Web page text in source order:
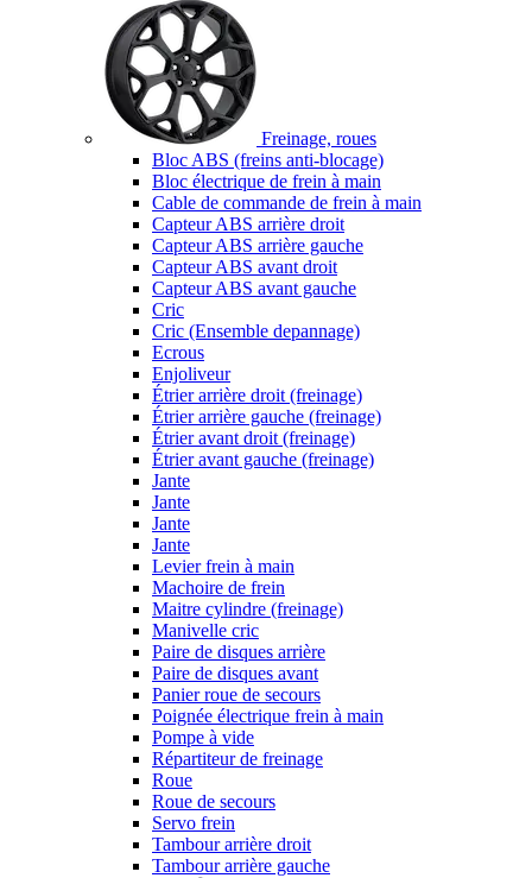
Freinage, roues
Bloc ABS (freins anti-blocage)
Bloc électrique de frein à main
Cable de commande de frein à main
Capteur ABS arrière droit
Capteur ABS arrière gauche
Capteur ABS avant droit
Capteur ABS avant gauche
Cric
Cric (Ensemble depannage)
Ecrous
Enjoliveur
Étrier arrière droit (freinage)
Étrier arrière gauche (freinage)
Étrier avant droit (freinage)
Étrier avant gauche (freinage)
Jante
Jante
Jante
Jante
Levier frein à main
Machoire de frein
Maitre cylindre (freinage)
Manivelle cric
Paire de disques arrière
Paire de disques avant
Panier roue de secours
Poignée électrique frein à main
Pompe à vide
Répartiteur de freinage
Roue
Roue de secours
Servo frein
Tambour arrière droit
Tambour arrière gauche